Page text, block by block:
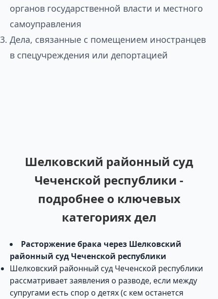
органов государственной власти и местного
самоуправления
Дела, связанные с помещением иностранцев
в спецучреждения или депортацией
Шелковский районный суд
Чеченской республики -
подробнее о ключевых
категориях дел
Расторжение брака через Шелковский
районный суд Чеченской республики
Шелковский районный суд Чеченской республики
рассматривает заявления о разводе, если между
супругами есть спор о детях (с кем останется